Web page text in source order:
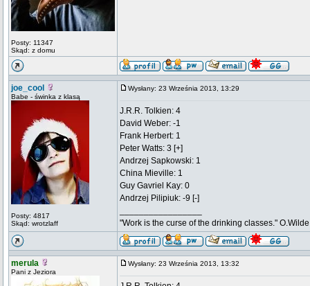
Posty: 11347
Skąd: z domu
joe_cool
Babe - świnka z klasą
Posty: 4817
Skąd: wrotzlaff
Wysłany: 23 Września 2013, 13:29
J.R.R. Tolkien: 4
David Weber: -1
Frank Herbert: 1
Peter Watts: 3 [+]
Andrzej Sapkowski: 1
China Mieville: 1
Guy Gavriel Kay: 0
Andrzej Pilipiuk: -9 [-]
"Work is the curse of the drinking classes." O.Wilde
merula
Pani z Jeziora
Wysłany: 23 Września 2013, 13:32